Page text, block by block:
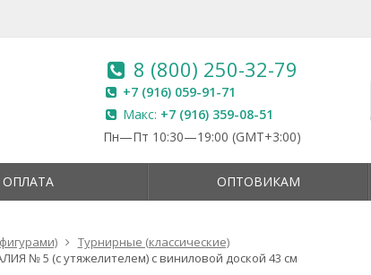
8 (800) 250-32-79
+7 (916) 059-91-71
Макс: +7 (916) 359-08-51
Пн—Пт 10:30—19:00 (GMT+3:00)
ОПТОВИКАМ
Турнирные (классические)
№ 5 (с утяжелителем) с виниловой доской 43 см